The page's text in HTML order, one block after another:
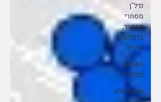
נדל"ן
מסחרי
בספרד,
ברצלונה,
מדריד
השקעה
בולנסיה
הוספיטלט